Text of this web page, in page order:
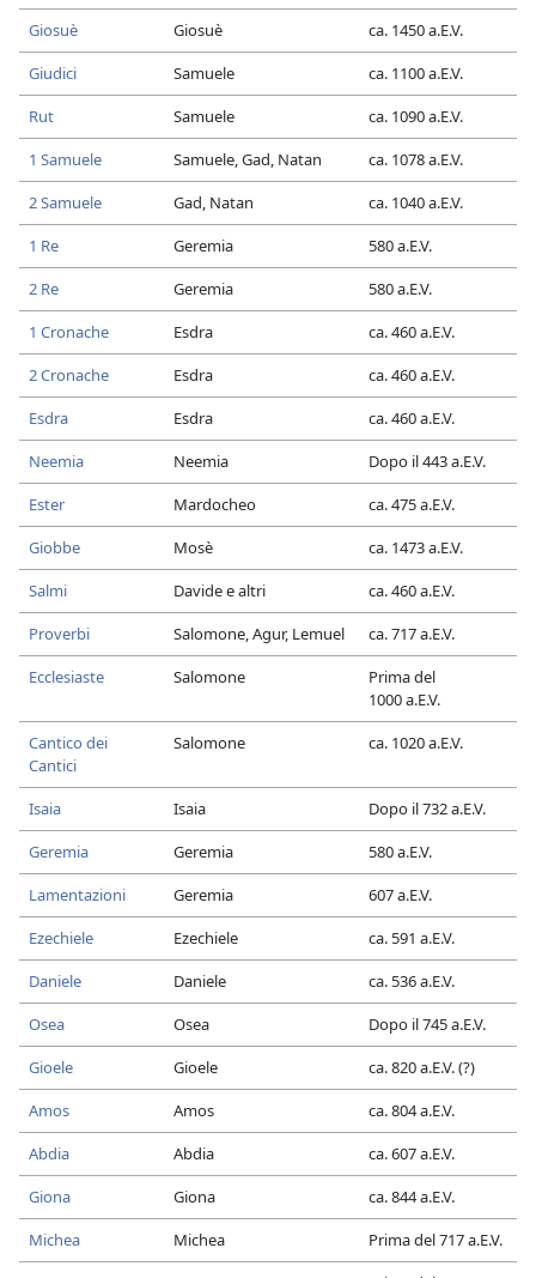
Giosuè
Giosuè
ca. 1450 a.E.V.
Giudici
Samuele
ca. 1100 a.E.V.
Rut
Samuele
ca. 1090 a.E.V.
1 Samuele
Samuele, Gad, Natan
ca. 1078 a.E.V.
2 Samuele
Gad, Natan
ca. 1040 a.E.V.
1 Re
Geremia
580 a.E.V.
2 Re
Geremia
580 a.E.V.
1 Cronache
Esdra
ca. 460 a.E.V.
2 Cronache
Esdra
ca. 460 a.E.V.
Esdra
Esdra
ca. 460 a.E.V.
Neemia
Neemia
Dopo il 443 a.E.V.
Ester
Mardocheo
ca. 475 a.E.V.
Giobbe
Mosè
ca. 1473 a.E.V.
Salmi
Davide e altri
ca. 460 a.E.V.
Proverbi
Salomone, Agur, Lemuel
ca. 717 a.E.V.
Ecclesiaste
Salomone
Prima del
1000 a.E.V.
Cantico dei
Cantici
Salomone ca. 1020 a.E.V.
Isaia Isaia
Dopo il 732 a.E.V.
Geremia
Geremia
580 a.E.V.
Lamentazioni
Geremia
607 a.E.V.
Ezechiele
Ezechiele
ca. 591 a.E.V.
Daniele
Daniele
ca. 536 a.E.V.
Osea
Osea
Dopo il 745 a.E.V.
Gioele
Gioele
ca. 820 a.E.V. (?)
Amos
Amos
ca. 804 a.E.V.
Abdia
Abdia
ca. 607 a.E.V.
Giona
Giona
ca. 844 a.E.V.
Michea
Michea
Prima del 717 a.E.V.